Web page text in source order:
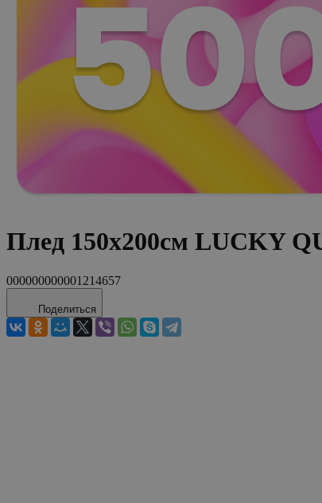
Плед 150х200см LUCKY
000000000001214657
Поделиться